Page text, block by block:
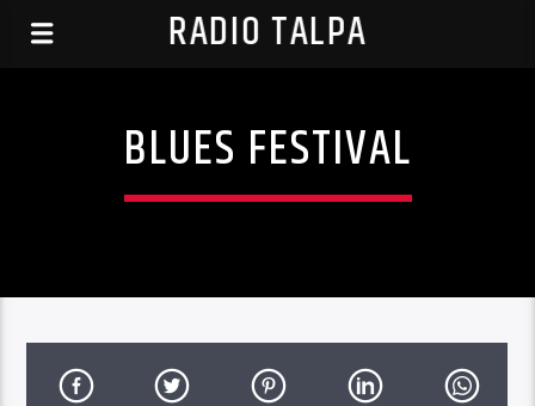
RADIO TALPA
BLUES FESTIVAL